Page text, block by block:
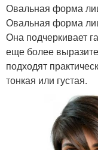
Овальная форма
Овальная форма
Она подчеркивает
еще более
подходят
тонкая или густая.